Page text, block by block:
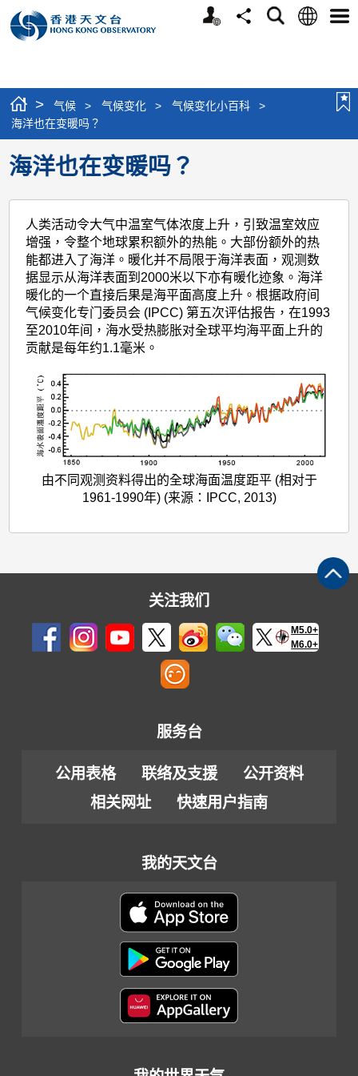
个
分
搜
语
选
> 气候 > 气候变化 > 气候变化小百科
>
海洋也在变暖吗？
海洋也在变暖吗？
人类活动令大气中温室气体浓度上升，引致温室效应
增强，令整个地球累积额外的热能。大部份额外的热
能都进入了海洋。暖化并不局限于海洋表面，观测数
据显示从海洋表面到2000米以下亦有暖化迹象。海洋
暖化的一个直接后果是海平面高度上升。根据政府间
气候变化专门委员会 (IPCC) 第五次评估报告，在1993
至2010年间，海水受热膨胀对全球平均海平面上升的
贡献是每年约1.1毫米。
由不同观测资料得出的全球海面温度距平 (相对于
1961-1990年) (来源：IPCC, 2013)
关注我们
M5.0+
M6.0+
服务台
公用表格 联络及支援
公开资料
相关网址
快速用户指南
我的天文台